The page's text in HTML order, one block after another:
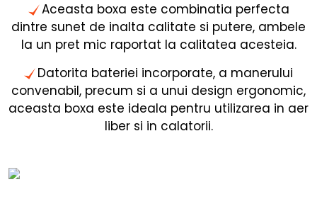
Aceasta boxa este combinatia perfecta
dintre sunet de inalta calitate si putere, ambele
la un pret mic raportat la calitatea acesteia.
Datorita bateriei incorporate, a manerului
convenabil, precum si a unui design ergonomic,
aceasta boxa este ideala pentru utilizarea in aer
liber si in calatorii.